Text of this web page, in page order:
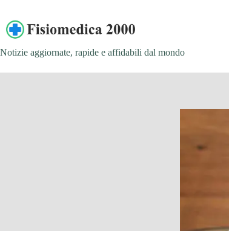
contenuto
Notizie aggiornate, rapide e affidabili dal mondo